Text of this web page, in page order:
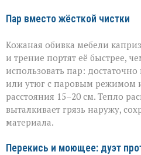
Пар вместо жёсткой чистки
Кожаная обивка мебели
и трение портят её быстрее,
использовать пар:
или утюг с паровым режимом
расстояния 15–20 см. Тепло
выталкивает грязь наружу,
материала.
Перекись и моющее: дуэт